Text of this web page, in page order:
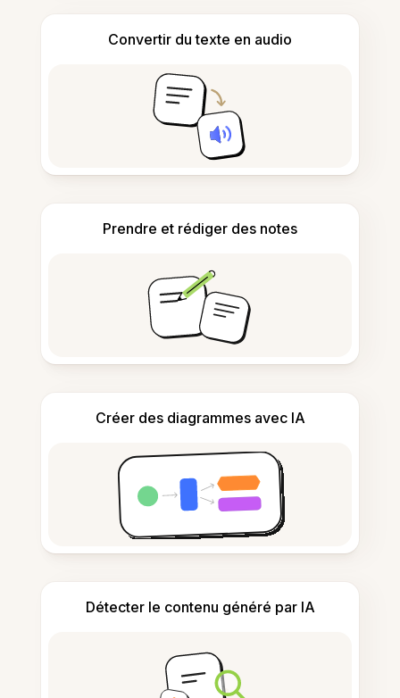
Convertir du texte en audio
Prendre et rédiger des notes
Créer des diagrammes avec IA
Détecter le contenu généré par IA